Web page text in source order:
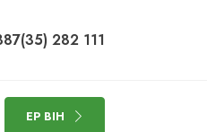
282 111
EP BIH